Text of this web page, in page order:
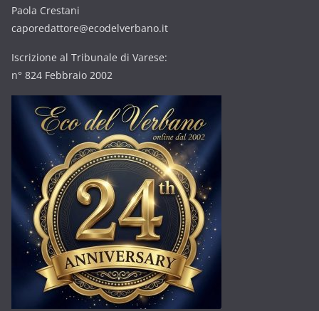
Paola Crestani
caporedattore@ecodelverbano.it
Iscrizione al Tribunale di Varese:
n° 824 Febbraio 2002